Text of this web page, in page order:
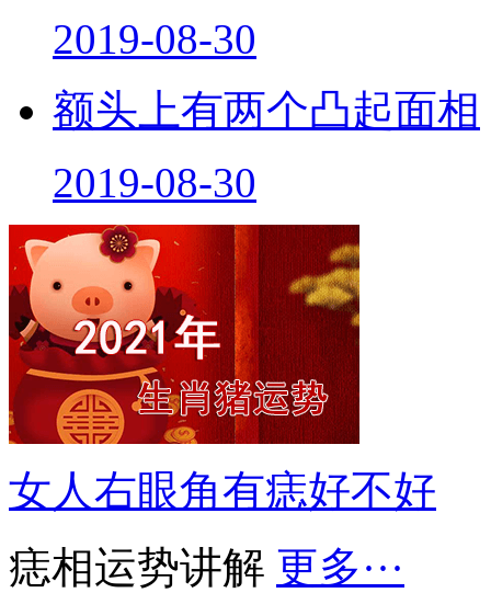
2019-08-30
额头上有两个凸起面相
2019-08-30
女人右眼角有痣好不好
痣相运势讲解 更多···